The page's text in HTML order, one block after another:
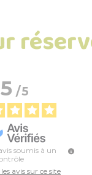
5/5
soumis à un
avis sur ce site